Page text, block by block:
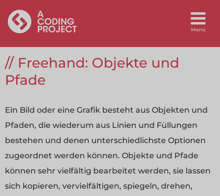
Freehand: Objekte und
Pfade
Ein Bild oder eine Grafik besteht aus Objekten und
Pfaden, die wiederum aus Linien und Füllungen
bestehen und denen unterschiedlichste Optionen
zugeordnet werden können. Objekte und Pfade
können sehr vielfältig bearbeitet werden, sie lassen
sich kopieren, vervielfältigen, spiegeln, drehen,